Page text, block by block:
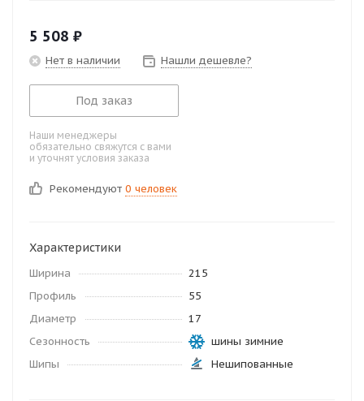
5 508 ₽
Нет в наличии Нашли дешевле?
Под заказ
Наши менеджеры
обязательно свяжутся с вами
и уточнят условия заказа
Рекомендуют 0 человек
Характеристики
Ширина
215
Профиль
55
Диаметр
17
Сезонность
шины зимние
Шипы
Нешипованные